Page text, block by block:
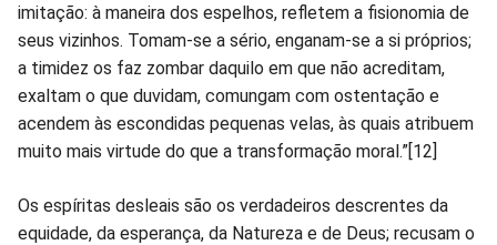
imitação: à maneira dos espelhos, refletem a fisionomia de
seus vizinhos. Tomam-se a sério, enganam-se a si próprios;
a timidez os faz zombar daquilo em que não acreditam,
exaltam o que duvidam, comungam com ostentação e
acendem às escondidas pequenas velas, às quais atribuem
muito mais virtude do que a transformação moral.”[12]
Os espíritas desleais são os verdadeiros descrentes da
equidade, da esperança, da Natureza e de Deus; recusam o